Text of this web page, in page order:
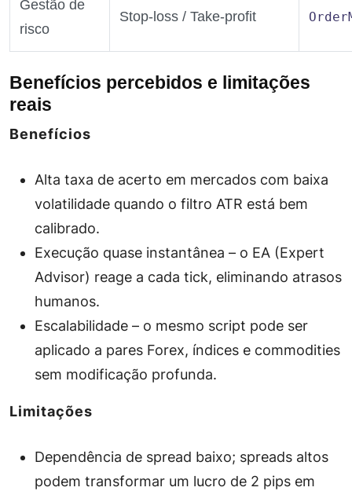
Gestão de
risco
Stop‑loss / Take‑profit
Benefícios percebidos e limitações
reais
Benefícios
Alta taxa de acerto em mercados com baixa
volatilidade quando o filtro ATR está bem
calibrado.
Execução quase instantânea – o EA (Expert
Advisor) reage a cada tick, eliminando atrasos
humanos.
Escalabilidade – o mesmo script pode ser
aplicado a pares Forex, índices e commodities
sem modificação profunda.
Limitações
Dependência de spread baixo; spreads altos
podem transformar um lucro de 2 pips em